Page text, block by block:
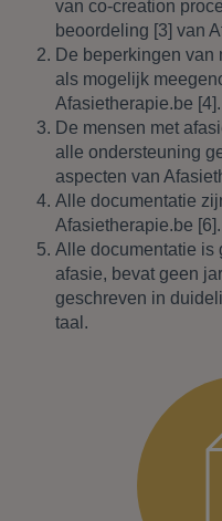
van co-creation
beoordeling [3] van
De beperkingen van
als mogelijk
Afasietherapie.be [4].
De mensen met
alle ondersteuning
aspecten van
Alle documentatie
Afasietherapie.be [6].
Alle documentatie is
afasie, bevat geen
geschreven in
taal.